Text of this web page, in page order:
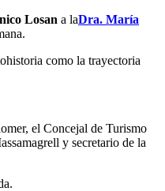
Losan a laDra. María
como la trayectoria
el Concejal de Turismo
y secretario de la